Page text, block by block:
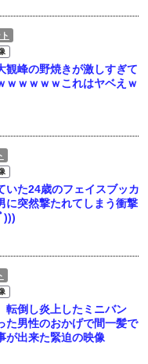
観峰の野焼きが激しすぎて
ｗｗｗｗｗこれはヤベえｗ
いた24歳のフェイスブッカ
に突然撃たれてしまう衝撃
)))
転倒し炎上したミニバン
た男性のおかげで間一髪で
が出来た緊迫の映像